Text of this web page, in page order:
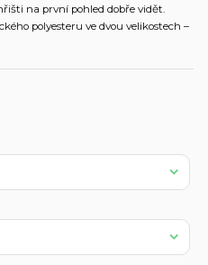
na první pohled dobře vidět.
polyesteru ve dvou velikostech –